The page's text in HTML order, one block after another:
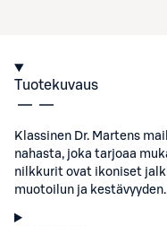
Tuotekuvaus
Klassinen Dr. Martens
nahasta, joka tarjoaa
nilkkurit ovat ikoniset
muotoilun ja kestävyyden.